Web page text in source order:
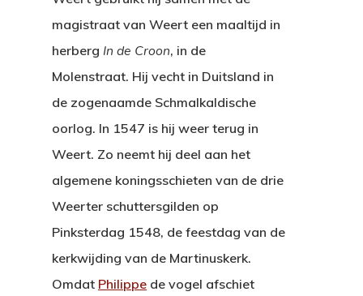
magistraat van Weert een maaltijd in
herberg In de Croon, in de
Molenstraat. Hij vecht in Duitsland in
de zogenaamde Schmalkaldische
oorlog. In 1547 is hij weer terug in
Weert. Zo neemt hij deel aan het
algemene koningsschieten van de drie
Weerter schuttersgilden op
Pinksterdag 1548, de feestdag van de
kerkwijding van de Martinuskerk.
Omdat Philippe de vogel afschiet
Graaf Jacob III
Philippe De
Jan Van Horne
Stadplattegrond 1565
Beeldenstorm 1566
Tijdgenoten
Contact